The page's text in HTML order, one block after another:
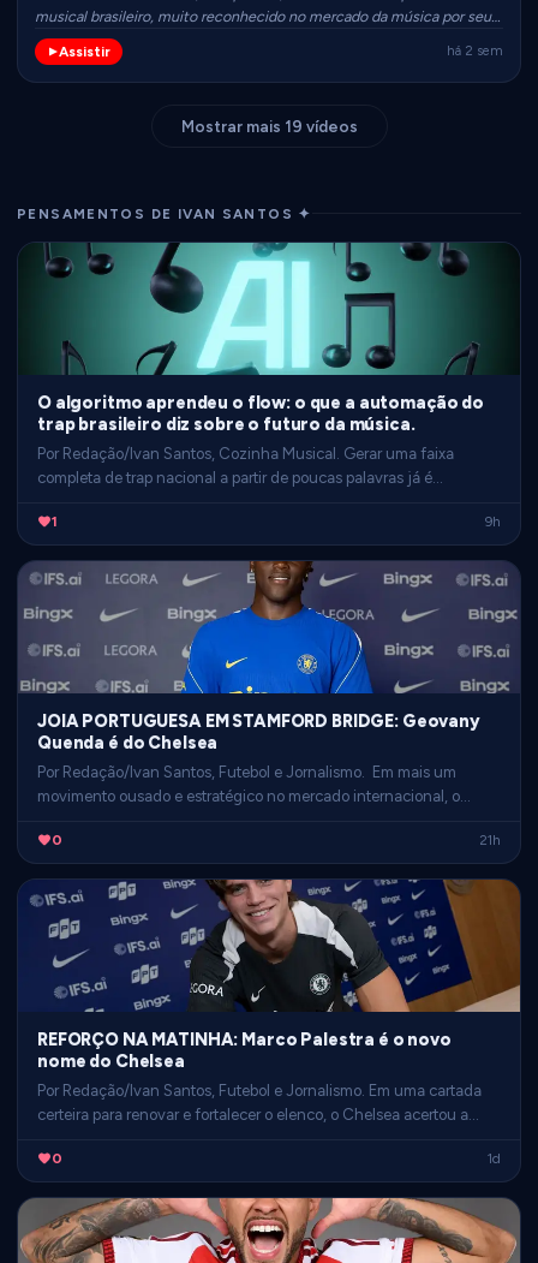
musical brasileiro, muito reconhecido no mercado da música por seu
trabalho de direção artística e curadoria."
Assistir há 2 sem
Mostrar mais 19 vídeos
PENSAMENTOS DE IVAN SANTOS ✦
O algoritmo aprendeu o flow: o que a automação do
trap brasileiro diz sobre o futuro da música.
Por Redação/Ivan Santos, Cozinha Musical. Gerar uma faixa
completa de trap nacional a partir de poucas palavras já é
1 9h
JOIA PORTUGUESA EM STAMFORD BRIDGE: Geovany
Quenda é do Chelsea
Por Redação/Ivan Santos, Futebol e Jornalismo. Em mais um
movimento ousado e estratégico no mercado internacional, o
0 21h
REFORÇO NA MATINHA: Marco Palestra é o novo
nome do Chelsea
Por Redação/Ivan Santos, Futebol e Jornalismo. Em uma cartada
certeira para renovar e fortalecer o elenco, o Chelsea acertou a
0 1d